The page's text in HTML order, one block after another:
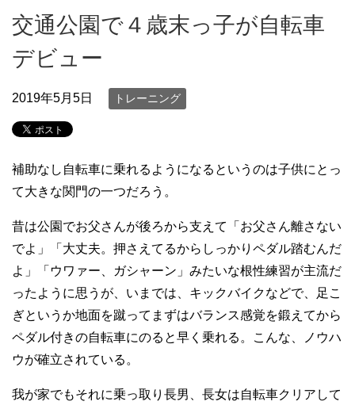
交通公園で４歳末っ子が自転車
デビュー
2019年5月5日 トレーニング
補助なし自転車に乗れるようになるというのは子供にとっ
て大きな関門の一つだろう。
昔は公園でお父さんが後ろから支えて「お父さん離さない
でよ」「大丈夫。押さえてるからしっかりペダル踏むんだ
よ」「ウワァー、ガシャーン」みたいな根性練習が主流だ
ったように思うが、いまでは、キックバイクなどで、足こ
ぎというか地面を蹴ってまずはバランス感覚を鍛えてから
ペダル付きの自転車にのると早く乗れる。こんな、ノウハ
ウが確立されている。
我が家でもそれに乗っ取り長男、長女は自転車クリアして